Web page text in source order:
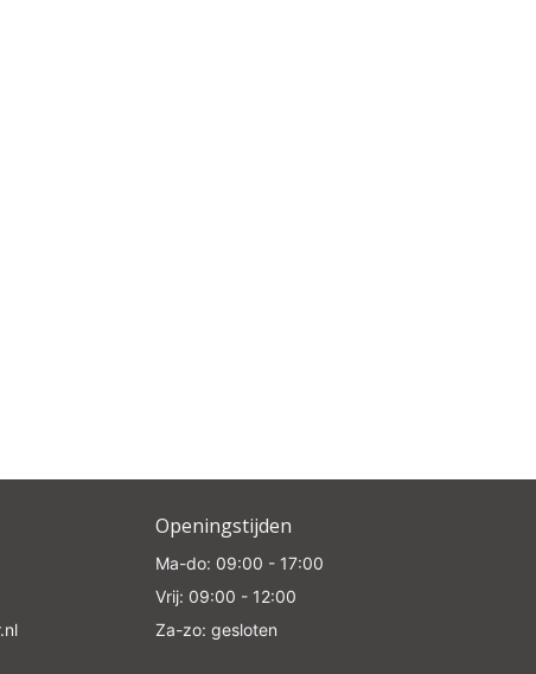
Openingstijden
Ma-do: 09:00 - 17:00
Vrij: 09:00 - 12:00
Za-zo: gesloten